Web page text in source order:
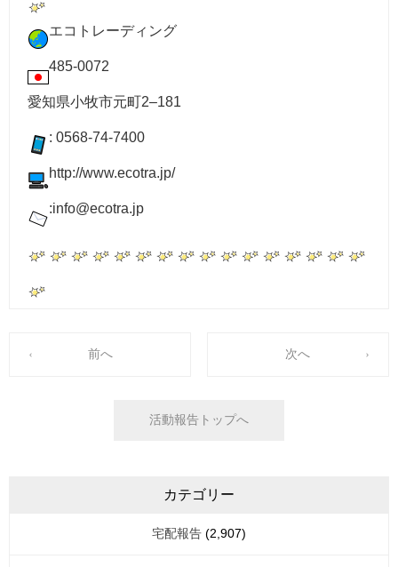
エコトレーディング
485-0072
愛知県小牧市元町2–181
: 0568-74-7400
http://www.ecotra.jp/
:info@ecotra.jp
前へ 次へ
活動報告トップへ
カテゴリー
宅配報告 (2,907)